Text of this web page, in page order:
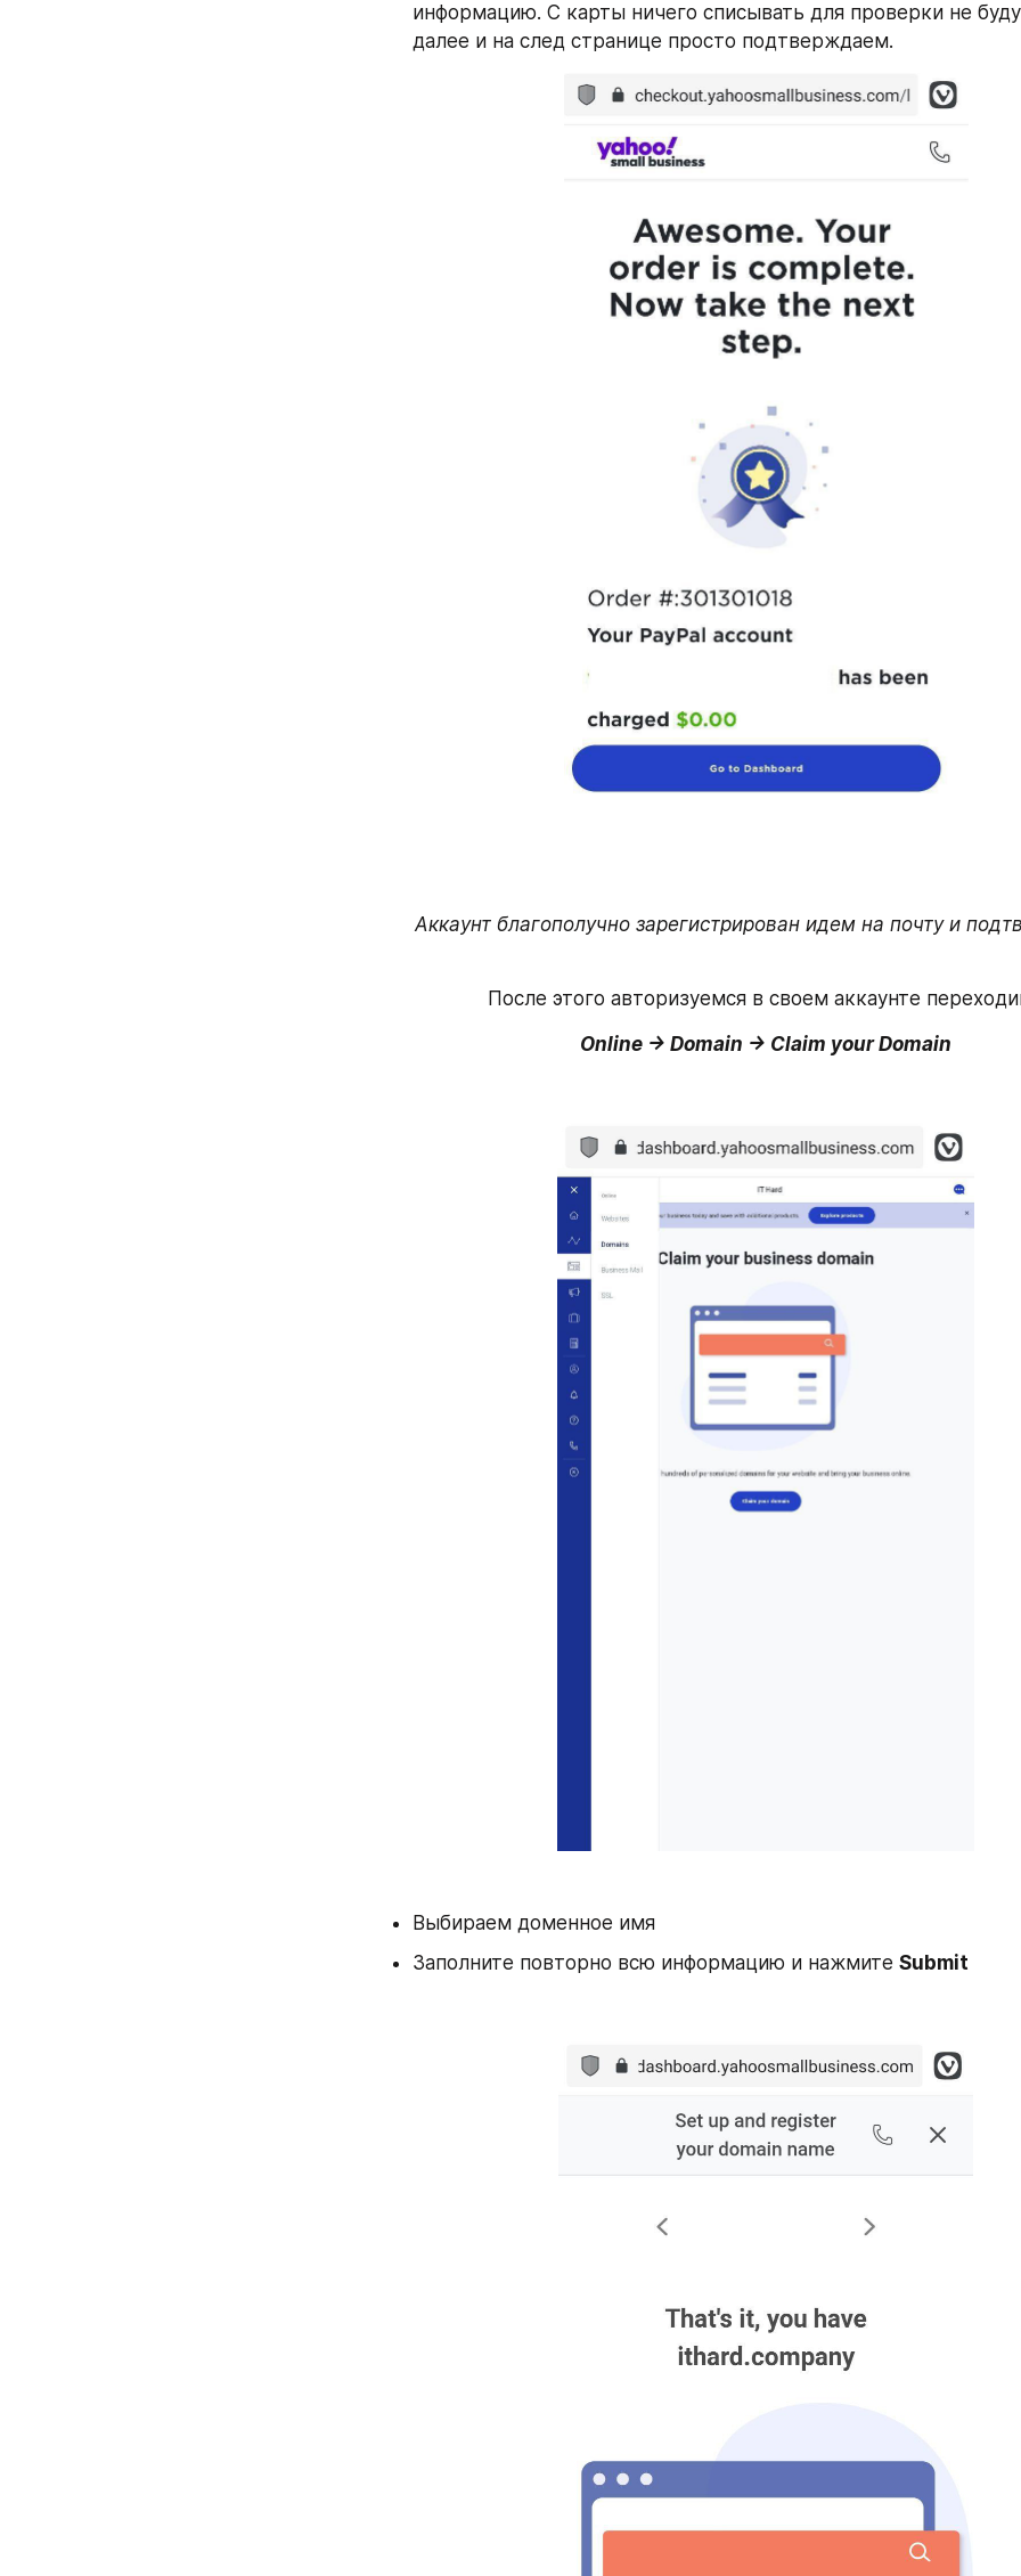
информацию. С карты ничего списывать для проверки не
далее и на след странице просто подтверждаем.
Аккаунт благополучно зарегистрирован идем на почту и
После этого авторизуемся в своем аккаунте
Online -> Domain -> Claim your Domain
Выбираем доменное имя
Заполните повторно всю информацию и нажмите Submit